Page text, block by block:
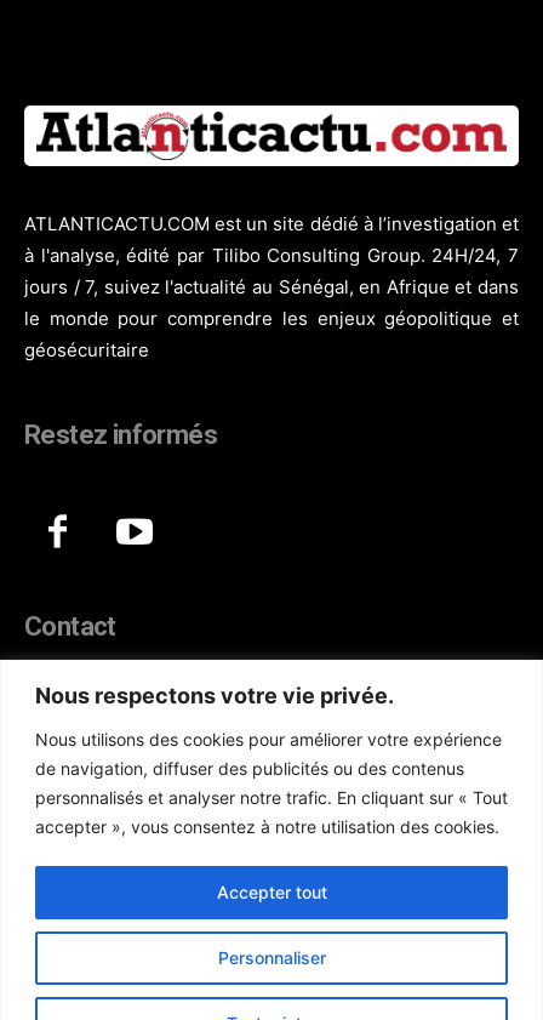
Nous respectons votre vie privée.
Nous utilisons des cookies pour améliorer votre expérience
de navigation, diffuser des publicités ou des contenus
personnalisés et analyser notre trafic. En cliquant sur « Tout
accepter », vous consentez à notre utilisation des cookies.
Personnaliser
Accepter tout
ATLANTICACTU.COM est un site dédié à l’investigation et
à l'analyse, édité par Tilibo Consulting Group. 24H/24, 7
jours / 7, suivez l'actualité au Sénégal, en Afrique et dans
le monde pour comprendre les enjeux géopolitique et
géosécuritaire
Restez informés
Contact
Téléphone :(+221) 70 330 86 87‬
WhatsApp : (+33) 6 52 17 85 46
E-mail : redaction@atlanticactu.com
E-mail : commercial@atlanticactu.com
Nous écrire Qui sommes-nous ?